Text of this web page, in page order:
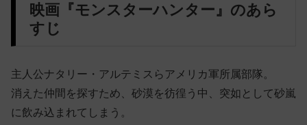
映画『モンスターハンター』のあら
すじ
主人公ナタリー・アルテミスらアメリカ軍所属部隊。
消えた仲間を探すため、砂漠を彷徨う中、突如として砂嵐
に飲み込まれてしまう。